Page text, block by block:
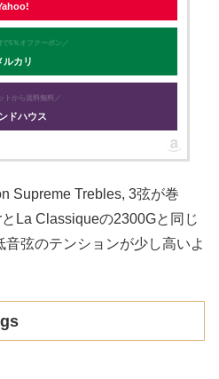
5％オフクーポン／
ルカリ
トから送料無料／
ドハウス
Supreme Trebles, 3弦が巻
La Classiqueの2300Gと同じ
弦のテンションが少し高いよ